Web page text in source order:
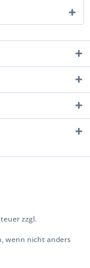
zzgl.
wenn nicht anders